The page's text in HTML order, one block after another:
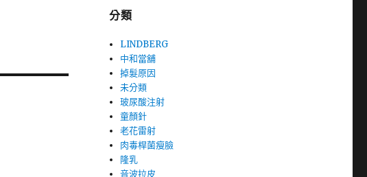
分類
LINDBERG
中和當舖
掉髮原因
未分類
玻尿酸注射
童顏針
老花雷射
肉毒桿菌瘦臉
隆乳
音波拉皮